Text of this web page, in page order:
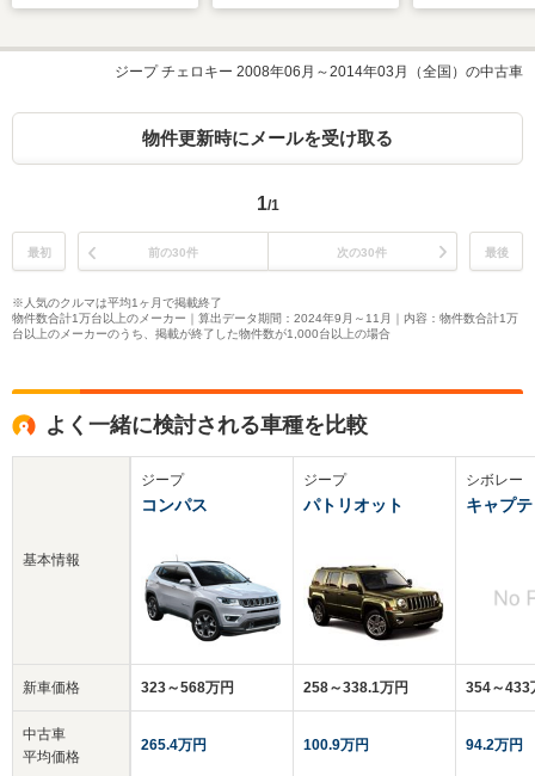
ト ETC ドラレコ
スペアキー スマート
ト パドルシフト オ
ター LEDヘ
ト オートマ
ETC オート
ジープ チェロキー 2008年06月～2014年03月（全国）の中古車
物件更新時にメールを受け取る
1/1
最初 前の30件 次の30件 最後
※人気のクルマは平均1ヶ月で掲載終了
物件数合計1万台以上のメーカー｜算出データ期間：2024年9月～11月｜内容：物件数合計1万
台以上のメーカーのうち、掲載が終了した物件数が1,000台以上の場合
よく一緒に検討される車種を比較
基本情報
新車価格
中古車
平均価格
ジープ
コンパス
323～568万円
265.4万円
ジープ
パトリオット
258～338.1万円
100.9万円
シボレー
キャプ
354～433
94.2万円